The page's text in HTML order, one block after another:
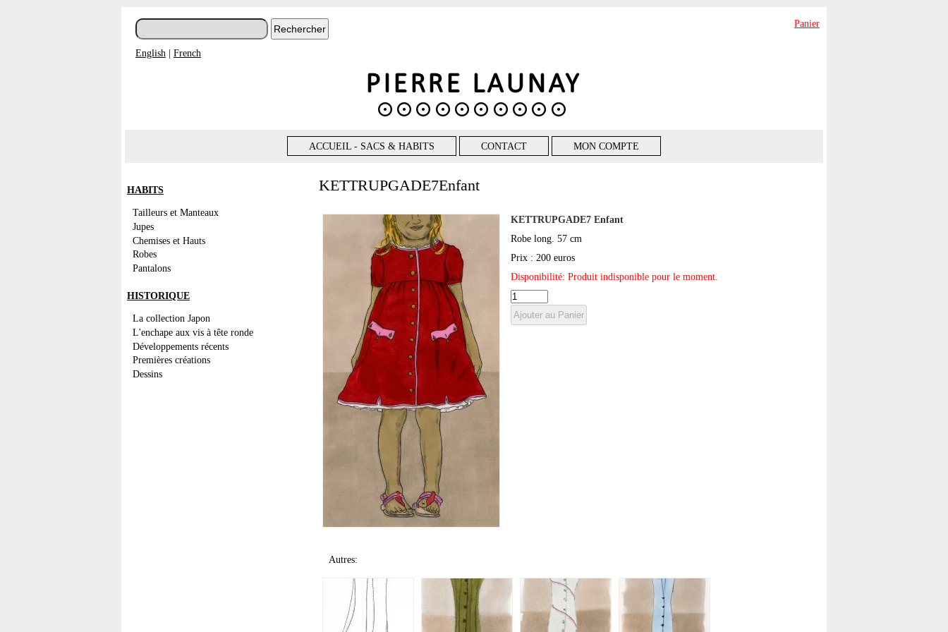
English | French
Panier
ACCUEIL - SACS & HABITS CONTACT MON COMPTE
HABITS
Tailleurs et Manteaux
Jupes
Chemises et Hauts
Robes
Pantalons
HISTORIQUE
La collection Japon
L'enchape aux vis à tête ronde
Développements récents
Premières créations
Dessins
KETTRUPGADE7Enfant
KETTRUPGADE7 Enfant
Robe long. 57 cm
Prix : 200 euros
Disponibilité: Produit indisponible pour le moment.
Autres: